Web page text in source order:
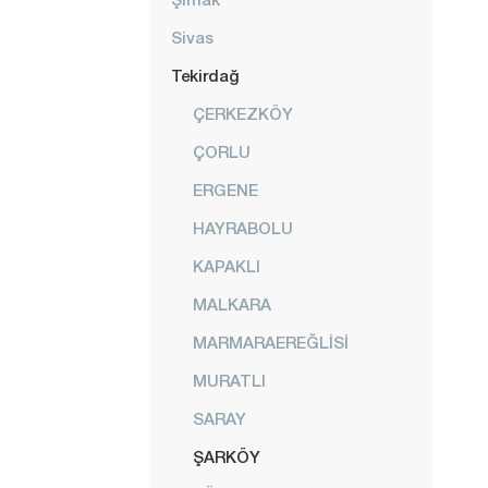
Sivas
Tekirdağ
ÇERKEZKÖY
ÇORLU
ERGENE
HAYRABOLU
KAPAKLI
MALKARA
MARMARAEREĞLİSİ
MURATLI
SARAY
ŞARKÖY